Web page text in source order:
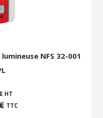
NFS 32-001
HT
TTC